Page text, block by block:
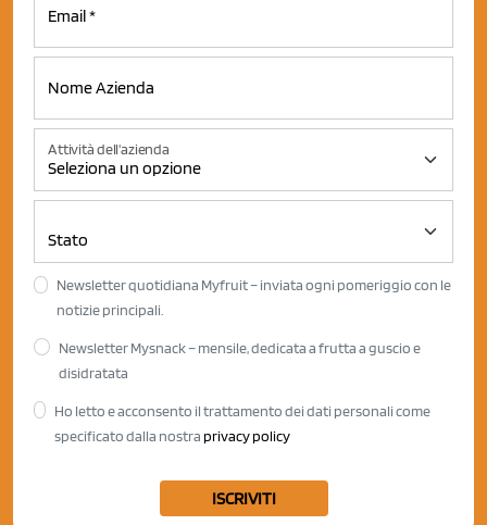
Attività dell'azienda
Newsletter quotidiana Myfruit – inviata ogni pomeriggio con le
notizie principali.
Newsletter Mysnack – mensile, dedicata a frutta a guscio e
disidratata
Ho letto e acconsento il trattamento dei dati personali come
specificato dalla nostra privacy policy
ISCRIVITI